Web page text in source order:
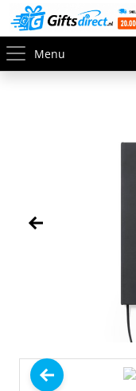
Menu